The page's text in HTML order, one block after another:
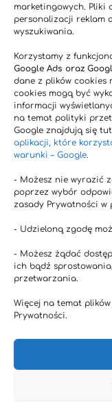
marketingowych. Pliki
personalizacji reklam
wyszukiwania.
Korzystamy z
Google Ads oraz
dane z plików cookies
cookies mogą być
informacji
na temat polityki
Google znajdują się
aplikacji, które
warunki – Google.
- Możesz nie wyrazić
poprzez wybór
zasady Prywatności
- Udzieloną zgodę
- Możesz żądać
ich bądź
przetwarzania.
Więcej na temat
Prywatności.
nimi chronić?
Artemizyna
leczenie
zakażeniem
Izoflawony
leczeniu i
AHCC
macicy
Cynamon
Tagi
Alergie i astma
Choroby